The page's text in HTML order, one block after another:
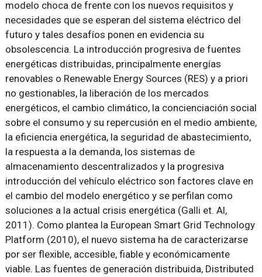
modelo choca de frente con los nuevos requisitos y
necesidades que se esperan del sistema eléctrico del
futuro y tales desafíos ponen en evidencia su
obsolescencia. La introducción progresiva de fuentes
energéticas distribuidas, principalmente energías
renovables o Renewable Energy Sources (RES) y a priori
no gestionables, la liberación de los mercados
energéticos, el cambio climático, la concienciación social
sobre el consumo y su repercusión en el medio ambiente,
la eficiencia energética, la seguridad de abastecimiento,
la respuesta a la demanda, los sistemas de
almacenamiento descentralizados y la progresiva
introducción del vehículo eléctrico son factores clave en
el cambio del modelo energético y se perfilan como
soluciones a la actual crisis energética (Galli et. Al,
2011). Como plantea la European Smart Grid Technology
Platform (2010), el nuevo sistema ha de caracterizarse
por ser flexible, accesible, fiable y económicamente
viable. Las fuentes de generación distribuida, Distributed